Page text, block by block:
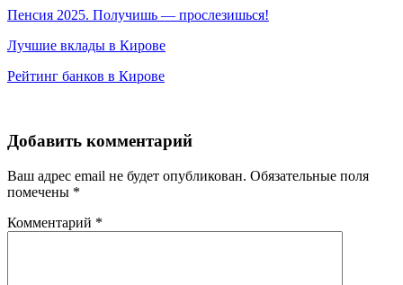
Пенсия 2025. Получишь — прослезишься!
Лучшие вклады в Кирове
Рейтинг банков в Кирове
Добавить комментарий
Ваш адрес email не будет опубликован. Обязательные поля
помечены *
Комментарий *